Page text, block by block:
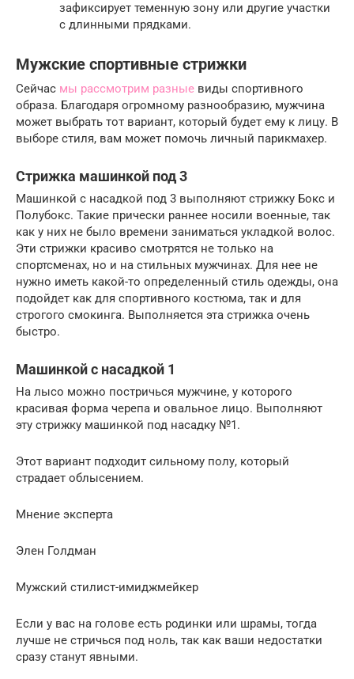
зафиксирует теменную зону или другие участки
с длинными прядками.
Мужские спортивные стрижки
Сейчас мы рассмотрим разные виды спортивного
образа. Благодаря огромному разнообразию, мужчина
может выбрать тот вариант, который будет ему к лицу. В
выборе стиля, вам может помочь личный парикмахер.
Стрижка машинкой под 3
Машинкой с насадкой под 3 выполняют стрижку Бокс и
Полубокс. Такие прически раннее носили военные, так
как у них не было времени заниматься укладкой волос.
Эти стрижки красиво смотрятся не только на
спортсменах, но и на стильных мужчинах. Для нее не
нужно иметь какой-то определенный стиль одежды, она
подойдет как для спортивного костюма, так и для
строгого смокинга. Выполняется эта стрижка очень
быстро.
Машинкой с насадкой 1
На лысо можно постричься мужчине, у которого
красивая форма черепа и овальное лицо. Выполняют
эту стрижку машинкой под насадку №1.
Этот вариант подходит сильному полу, который
страдает облысением.
Мнение эксперта
Элен Голдман
Мужский стилист-имиджмейкер
Если у вас на голове есть родинки или шрамы, тогда
лучше не стричься под ноль, так как ваши недостатки
сразу станут явными.